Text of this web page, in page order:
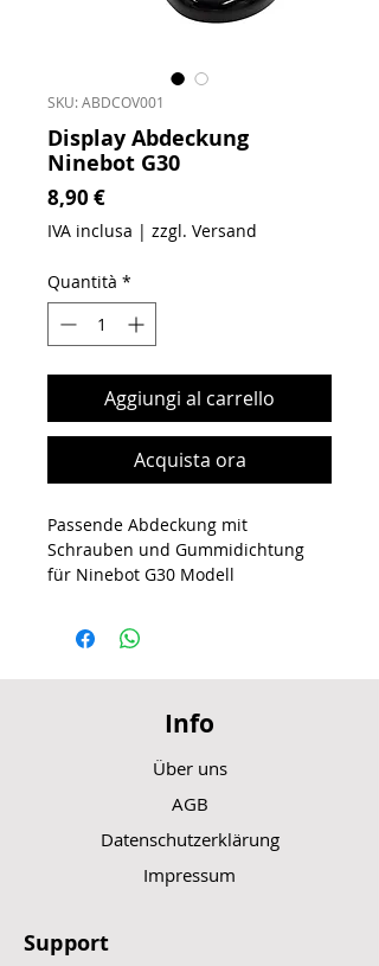
SKU: ABDCOV001
Display Abdeckung
Ninebot G30
8,90 €Prezzo
IVA inclusa | zzgl. Versand
Quantità *
Aggiungi al carrello
Acquista ora
Passende Abdeckung mit
Schrauben und Gummidichtung
für Ninebot G30 Modell
Info
Über uns
AGB
Datenschutzerklärung
Impressum
Support